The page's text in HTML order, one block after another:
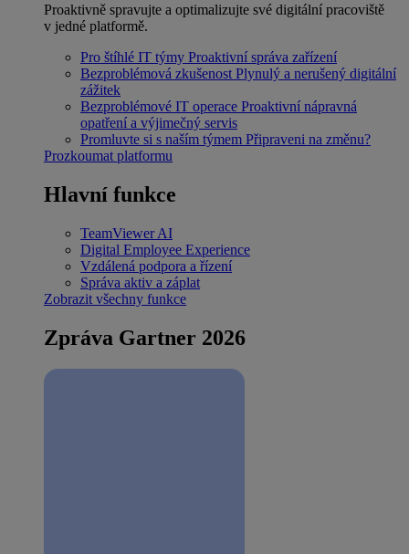
Proaktivně spravujte a optimalizujte své digitální pracoviště
v jedné platformě.
Pro štíhlé IT týmy Proaktivní správa zařízení
Bezproblémová zkušenost Plynulý a nerušený digitální
zážitek
Bezproblémové IT operace Proaktivní nápravná
opatření a výjimečný servis
Promluvte si s naším týmem Připraveni na změnu?
Prozkoumat platformu
Hlavní funkce
TeamViewer AI
Digital Employee Experience
Vzdálená podpora a řízení
Správa aktiv a záplat
Zobrazit všechny funkce
Zpráva Gartner 2026